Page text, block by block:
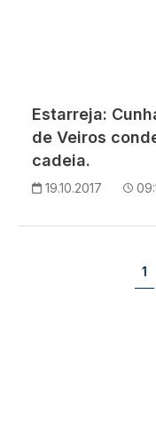
Estarreja:
de Veiros
cadeia.
19.10.2017
1